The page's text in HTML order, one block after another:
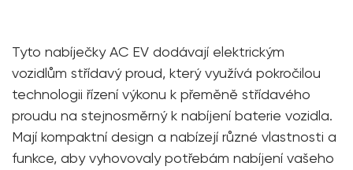
Tyto nabíječky AC EV dodávají elektrickým
vozidlům střídavý proud, který využívá pokročilou
technologii řízení výkonu k přeměně střídavého
proudu na stejnosměrný k nabíjení baterie vozidla.
Mají kompaktní design a nabízejí různé vlastnosti a
funkce, aby vyhovovaly potřebám nabíjení vašeho